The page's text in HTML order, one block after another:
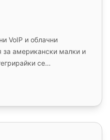
VoIP и облачни
за американски малки и
се